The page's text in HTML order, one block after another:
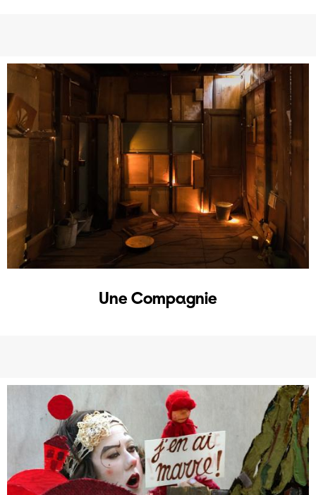
Une Compagnie